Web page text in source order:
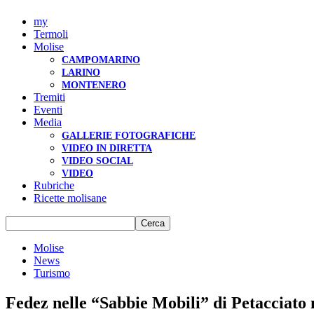
my
Termoli
Molise
CAMPOMARINO
LARINO
MONTENERO
Tremiti
Eventi
Media
GALLERIE FOTOGRAFICHE
VIDEO IN DIRETTA
VIDEO SOCIAL
VIDEO
Rubriche
Ricette molisane
Molise
News
Turismo
Fedez nelle “Sabbie Mobili” di Petacciato